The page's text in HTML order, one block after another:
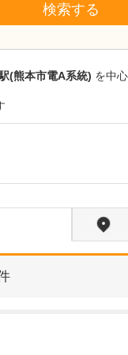
検索する
(熊本市電A系統) を中